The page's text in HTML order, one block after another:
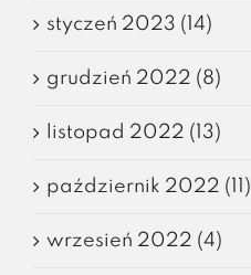
styczeń 2023 (14)
grudzień 2022 (8)
listopad 2022 (13)
październik 2022 (11)
wrzesień 2022 (4)